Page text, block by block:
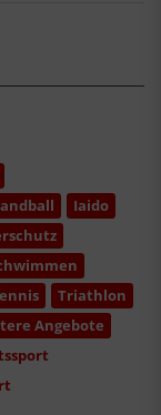
Iaido
Triathlon
Angebote